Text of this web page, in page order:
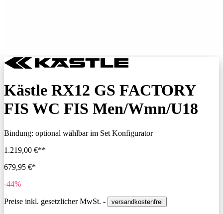
Kästle RX12 GS FACTORY
FIS WC FIS Men/Wmn/U18
Bindung: optional wählbar im Set Konfigurator
1.219,00 €**
679,95 €*
-44%
Preise inkl. gesetzlicher MwSt. - versandkostenfrei